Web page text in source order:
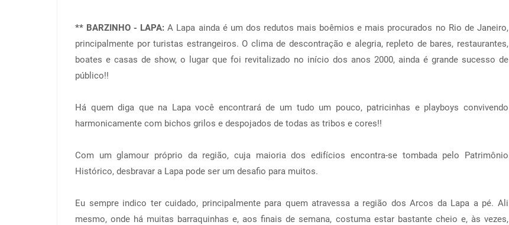
** BARZINHO - LAPA: A Lapa ainda é um dos redutos mais boêmios e mais procurados no Rio de Janeiro,
principalmente por turistas estrangeiros. O clima de descontração e alegria, repleto de bares, restaurantes,
boates e casas de show, o lugar que foi revitalizado no início dos anos 2000, ainda é grande sucesso de
público!!
Há quem diga que na Lapa você encontrará de um tudo um pouco, patricinhas e playboys convivendo
harmonicamente com bichos grilos e despojados de todas as tribos e cores!!
Com um glamour próprio da região, cuja maioria dos edifícios encontra-se tombada pelo Patrimônio
Histórico, desbravar a Lapa pode ser um desafio para muitos.
Eu sempre indico ter cuidado, principalmente para quem atravessa a região dos Arcos da Lapa a pé. Ali
mesmo, onde há muitas barraquinhas e, aos finais de semana, costuma estar bastante cheio e, às vezes,